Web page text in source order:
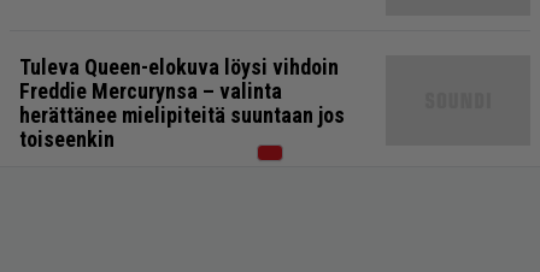
Tuleva Queen-elokuva löysi vihdoin
Freddie Mercurynsa – valinta
herättänee mielipiteitä suuntaan jos
toiseenkin